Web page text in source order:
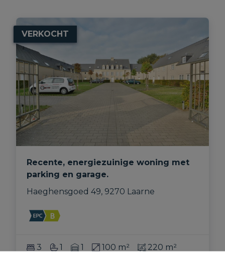
VERKOCHT
Recente, energiezuinige woning met
parking en garage.
Haeghensgoed 49, 9270 Laarne
3 1 1 100 m² 220 m²